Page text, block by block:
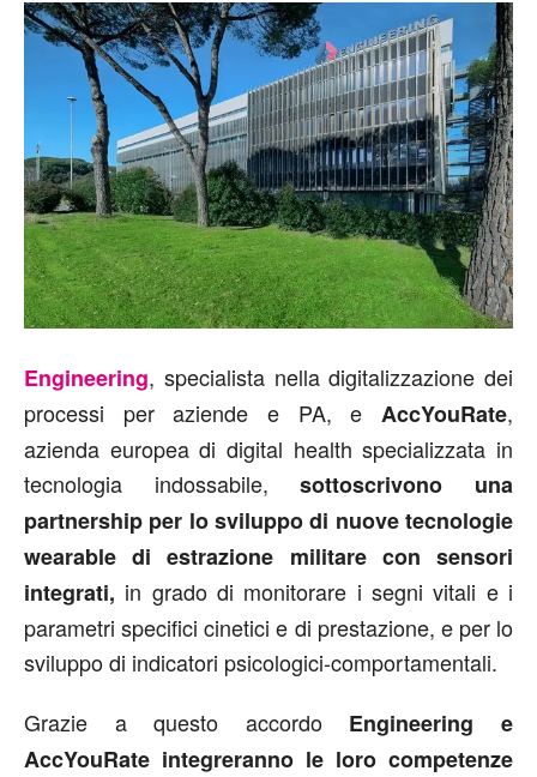
Engineering, specialista nella digitalizzazione dei
processi per aziende e PA, e AccYouRate,
azienda europea di digital health specializzata in
tecnologia indossabile,sottoscrivono una
partnership per lo sviluppo di nuove tecnologie
wearable di estrazione militare con sensori
integrati, in grado di monitorare i segni vitali e i
parametri specifici cinetici e di prestazione, e per lo
sviluppo di indicatori psicologici-comportamentali.
Grazie a questo accordo Engineering e
AccYouRate integreranno le loro competenze